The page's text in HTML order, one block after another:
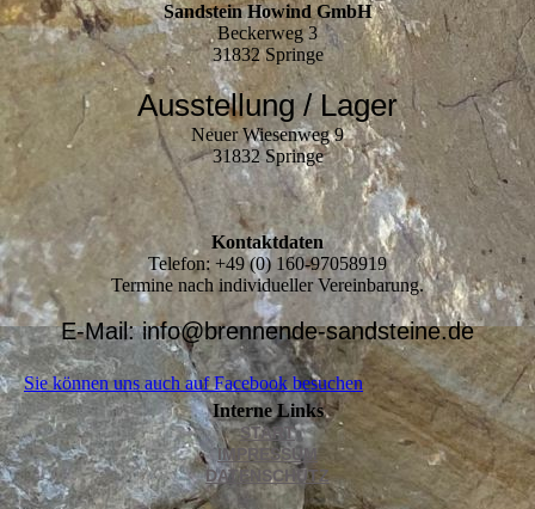
Sandstein Howind GmbH
Beckerweg 3
31832 Springe
Ausstellung / Lager
Neuer Wiesenweg 9
31832 Springe
Kontaktdaten
Telefon: +49 (0) 160-97058919
Termine nach individueller Vereinbarung.
E-Mail: info@brennende-sandsteine.de
Sie können uns auch auf Facebook besuchen
Interne Links
START
IMPRESSUM
DATENSCHUTZ